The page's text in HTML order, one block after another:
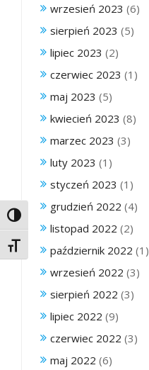
Toggle High Contrast
Toggle Font size
wrzesień 2023 (6)
sierpień 2023 (5)
lipiec 2023 (2)
czerwiec 2023 (1)
maj 2023 (5)
kwiecień 2023 (8)
marzec 2023 (3)
luty 2023 (1)
styczeń 2023 (1)
grudzień 2022 (4)
listopad 2022 (2)
październik 2022 (1)
wrzesień 2022 (3)
sierpień 2022 (3)
lipiec 2022 (9)
czerwiec 2022 (3)
maj 2022 (6)